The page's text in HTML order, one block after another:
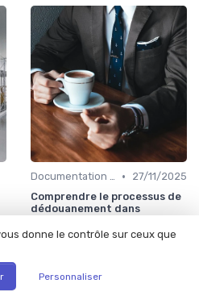
Documentation & Conformité •
27/11/2025
Comprendre le processus de
dédouanement dans
donne le contrôle sur ceux que
Personnaliser